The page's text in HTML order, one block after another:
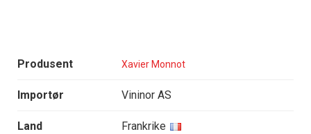
Produsent Xavier Monnot
Importør Vininor AS
Land Frankrike